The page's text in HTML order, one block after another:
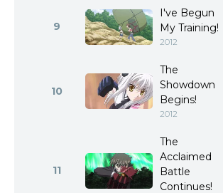
9
I've Begun
My Training!
2012
10
The
Showdown
Begins!
2012
11
The
Acclaimed
Battle
Continues!